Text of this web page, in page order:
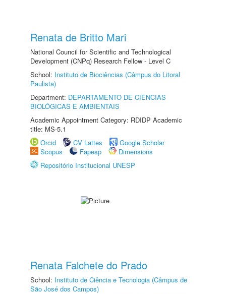
Renata de Britto Mari
National Council for Scientific and Technological
Development (CNPq) Research Fellow - Level C
School: Instituto de Biociências (Câmpus do Litoral
Paulista)
Department: DEPARTAMENTO DE CIÊNCIAS
BIOLÓGICAS E AMBIENTAIS
Academic Appointment Category: RDIDP Academic
title: MS-5.1
Orcid
CV Lattes
Google Scholar
Scopus
Fapesp
Dimensions
Repositório Institucional UNESP
Renata Falchete do Prado
School: Instituto de Ciência e Tecnologia (Câmpus de
São José dos Campos)